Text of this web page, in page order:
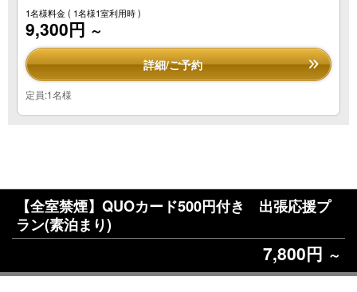
1名様料金( 1名様1室利用時 )
9,300円 ～
詳細/ご予約
定員:1名様
【全室禁煙】QUOカード500円付き 出張応援プ
ラン(素泊まり)
7,800円 ～